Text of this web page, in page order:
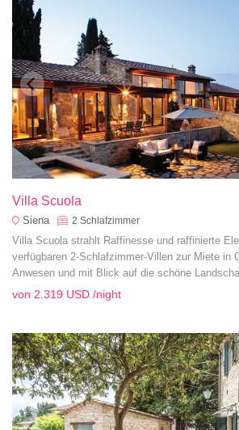
Villa Scuola
Siena 2 Schlafzimmer
Villa Scuola strahlt Raffinesse und raffinierte
verfügbaren 2-Schlafzimmer-Villen zur Miete in
Anwesen und mit Blick auf die schöne
von 2.319 USD /night